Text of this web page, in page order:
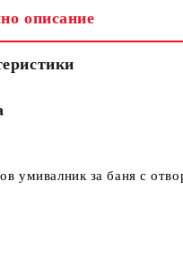
описание
умивалник за баня с